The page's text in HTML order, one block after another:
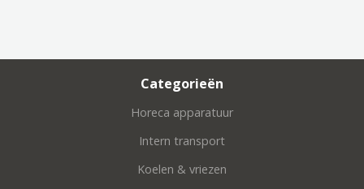
Categorieën
Horeca apparatuur
Intern transport
Koelen & vriezen